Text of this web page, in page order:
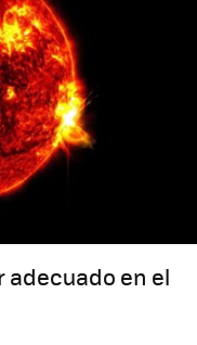
adecuado en el